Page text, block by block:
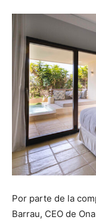
Por parte de la
Barrau, CEO de